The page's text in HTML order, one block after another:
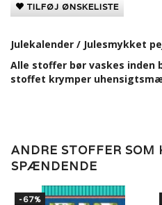
TILFØJ ØNSKELISTE
Julekalender / Julesmykket
Alle stoffer bør vaskes inden
stoffet krymper
ANDRE STOFFER
SPÆNDENDE
-67%